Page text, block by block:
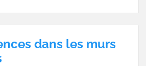
dans les murs